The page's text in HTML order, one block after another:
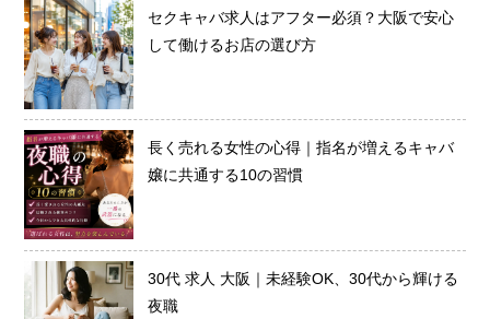
セクキャバ求人はアフター必須？大阪で安心
して働けるお店の選び方
長く売れる女性の心得｜指名が増えるキャバ
嬢に共通する10の習慣
30代 求人 大阪｜未経験OK、30代から輝ける
夜職